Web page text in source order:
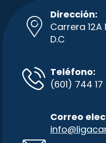
Dirección:
Carrera
D.C
Teléfono:
(601) 744 17
Correo